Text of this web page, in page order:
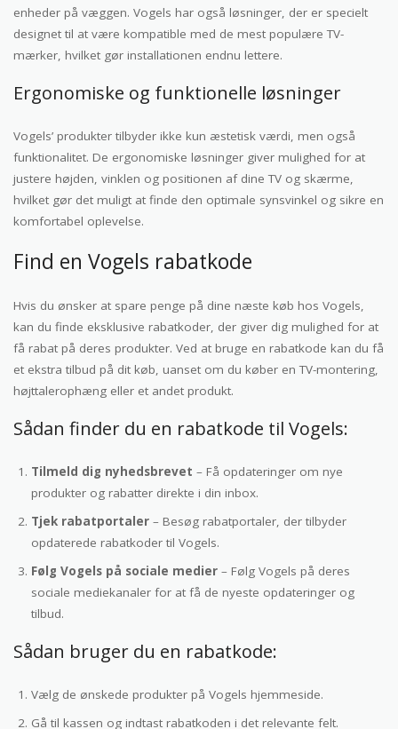
enheder på væggen. Vogels har også løsninger, der er specielt
designet til at være kompatible med de mest populære TV-
mærker, hvilket gør installationen endnu lettere.
Ergonomiske og funktionelle løsninger
Vogels’ produkter tilbyder ikke kun æstetisk værdi, men også
funktionalitet. De ergonomiske løsninger giver mulighed for at
justere højden, vinklen og positionen af dine TV og skærme,
hvilket gør det muligt at finde den optimale synsvinkel og sikre en
komfortabel oplevelse.
Find en Vogels rabatkode
Hvis du ønsker at spare penge på dine næste køb hos Vogels,
kan du finde eksklusive rabatkoder, der giver dig mulighed for at
få rabat på deres produkter. Ved at bruge en rabatkode kan du få
et ekstra tilbud på dit køb, uanset om du køber en TV-montering,
højttalerophæng eller et andet produkt.
Sådan finder du en rabatkode til Vogels:
Tilmeld dig nyhedsbrevet – Få opdateringer om nye
produkter og rabatter direkte i din inbox.
Tjek rabatportaler – Besøg rabatportaler, der tilbyder
opdaterede rabatkoder til Vogels.
Følg Vogels på sociale medier – Følg Vogels på deres
sociale mediekanaler for at få de nyeste opdateringer og
tilbud.
Sådan bruger du en rabatkode:
Vælg de ønskede produkter på Vogels hjemmeside.
Gå til kassen og indtast rabatkoden i det relevante felt.